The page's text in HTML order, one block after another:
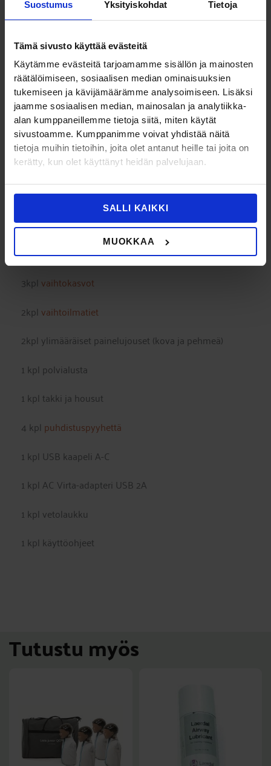
Suostumus Yksityiskohdat Tietoja
Tämä sivusto käyttää evästeitä
Käytämme evästeitä tarjoamamme sisällön ja mainosten
räätälöimiseen, sosiaalisen median ominaisuuksien
tukemiseen ja kävijämäärämme analysoimiseen. Lisäksi
jaamme sosiaalisen median, mainosalan ja analytiikka-
alan kumppaneillemme tietoja siitä, miten käytät
sivustoamme. Kumppanimme voivat yhdistää näitä
tietoja muihin tietoihin, joita olet antanut heille tai joita on
kerätty, kun olet käyttänyt heidän palvelujaan.
SALLI KAIKKI
MUOKKAA
SkillReporteriin sekäveloituksettomaan QCPR -App -
sovellukseen älypuhelimeen tai tablettiin.
Voit simuloida erilaisia potilaita vaihtamalla mukana
tulevia painelujousia. Jäykin jousi vastaa potilasta, joka
vaatii 60kg voimaa optimaalisen syvyyden
saavuttamiseksi ja löysin jousi henkilöä, joka vaatii
30kg voimaa. Nukkeen on valmiiksi asetettu jousi, joka
simuloi 45kg voimaa tarvitsevaa henkilöä.
Voidaan käyttääShockLinkinja oikean defibrillaattorin
kanssa harjoitellessa sekä erilaisten
harjoitusdefibrillaattoreiden kanssa.
1 kpl Resusci Anne QCPR kokovartalollinen
elvytysnukke
3kpl vaihtokasvot
2kpl vaihtoilmatiet
2kpl ylimääräiset painelujouset (kova ja pehmeä)
1 kpl polvialusta
1 kpl takki ja housut
4 kpl puhdistuspyyhettä
1 kpl USB kaapeli A-C
1 kpl AC Virta-adapteri USB 2A
1 kpl vetolaukku
1 kpl käyttöohjeet
Tutustu myös